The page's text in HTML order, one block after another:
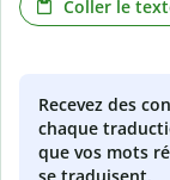
Coller le
Recevez des
chaque
que vos mots